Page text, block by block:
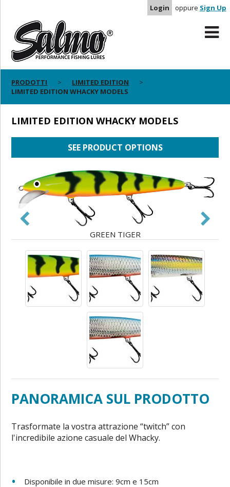
Login oppure Sign Up
PRODOTTI
LIMITED EDITION
LIMITED EDITION WHACKY MODELS
LIMITED EDITION WHACKY MODELS
SEE PRODUCT OPTIONS
GREEN TIGER
PANORAMICA SUL PRODOTTO
Trasformate la vostra attrazione “twitch” con
l'incredibile azione casuale del Whacky.
Disponibile in due misure: 9cm e 15cm